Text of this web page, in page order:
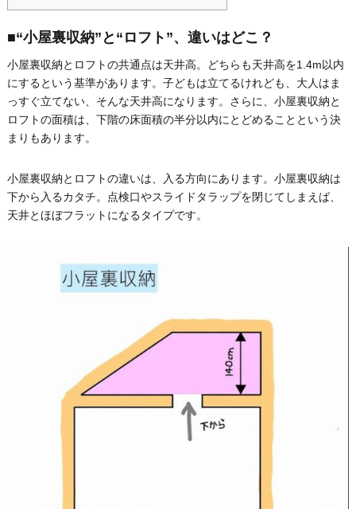
■“小屋裏収納”と“ロフト”、違いはどこ？
小屋裏収納とロフトの共通点は天井高。どちらも天井高を1.4m以内
にするという基準があります。子どもは立てるけれども、大人はま
っすぐ立てない、そんな天井高になります。さらに、小屋裏収納と
ロフトの面積は、下階の床面積の半分以内にとどめることという決
まりもあります。
小屋裏収納とロフトの違いは、入る方向にあります。小屋裏収納は
下から入るカタチ。点検口やスライドタラップを閉じてしまえば、
天井とほぼフラットになるタイプです。